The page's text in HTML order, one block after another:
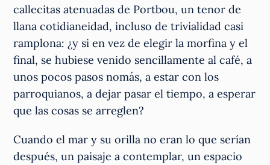
callecitas atenuadas de Portbou, un tenor de
llana cotidianeidad, incluso de trivialidad casi
ramplona: ¿y si en vez de elegir la morfina y el
final, se hubiese venido sencillamente al café, a
unos pocos pasos nomás, a estar con los
parroquianos, a dejar pasar el tiempo, a esperar
que las cosas se arreglen?
Cuando el mar y su orilla no eran lo que serían
después, un paisaje a contemplar, un espacio